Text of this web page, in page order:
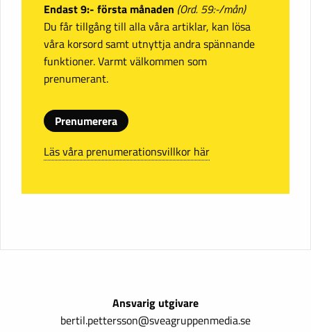
Endast 9:- första månaden (Ord. 59:-/mån)
Du får tillgång till alla våra artiklar, kan lösa
våra korsord samt utnyttja andra spännande
funktioner. Varmt välkommen som
prenumerant.
Prenumerera
Läs våra prenumerationsvillkor här
Ansvarig utgivare
bertil.pettersson@sveagruppenmedia.se